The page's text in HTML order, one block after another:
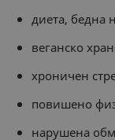
диета, бедна
веганско
хроничен
повишено
нарушена